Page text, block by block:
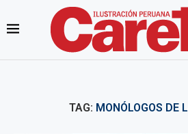
TAG: MONÓLOGOS DE